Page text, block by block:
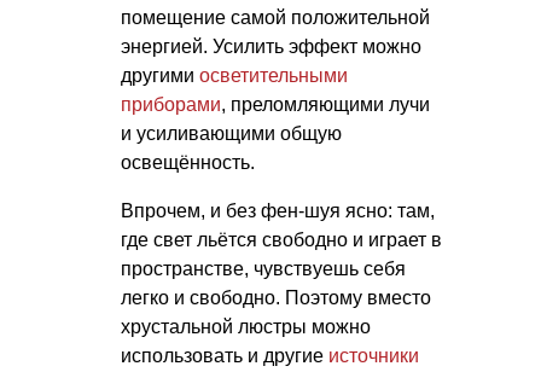
помещение самой положительной
энергией. Усилить эффект можно
другими осветительными
приборами, преломляющими лучи
и усиливающими общую
освещённость.
Впрочем, и без фен-шуя ясно: там,
где свет льётся свободно и играет в
пространстве, чувствуешь себя
легко и свободно. Поэтому вместо
хрустальной люстры можно
использовать и другие источники